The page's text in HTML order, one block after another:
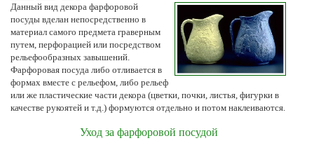
Данный вид декора фарфоровой
посуды вделан непосредственно в
материал самого предмета граверным
путем, перфорацией или посредством
рельефообразных завышений.
Фарфоровая посуда либо отливается в
формах вместе с рельефом, либо рельеф
или же пластические части декора (цветки, почки, листья, фигурки в
качестве рукоятей и т.д.) формуются отдельно и потом наклеиваются.
Уход за фарфоровой посудой